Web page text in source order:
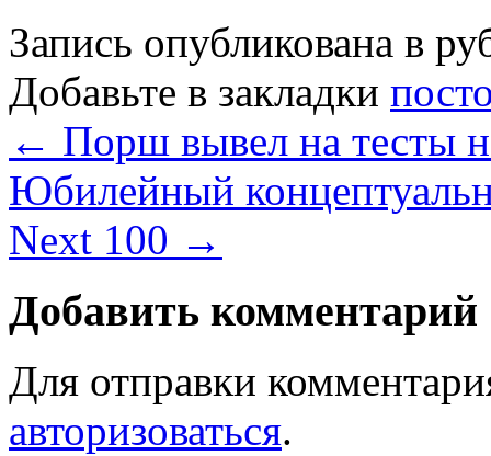
Запись опубликована в
Добавьте в закладки
← Порш вывел на тесты
Юбилейный
Next 100 →
Добавить комментарий
Для отправки
авторизоваться.